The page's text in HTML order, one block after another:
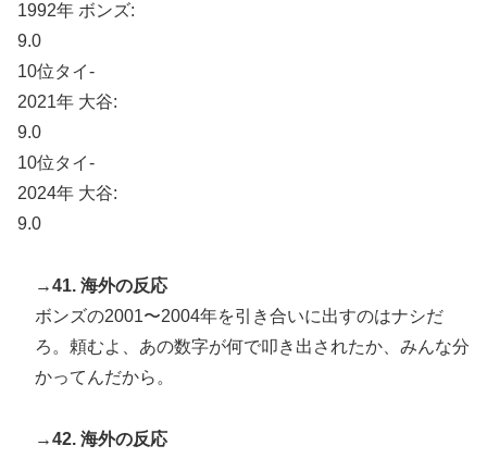
1992年 ボンズ:
9.0
10位タイ-
2021年 大谷:
9.0
10位タイ-
2024年 大谷:
9.0
→41. 海外の反応
ボンズの2001〜2004年を引き合いに出すのはナシだ
ろ。頼むよ、あの数字が何で叩き出されたか、みんな分
かってんだから。
→42. 海外の反応